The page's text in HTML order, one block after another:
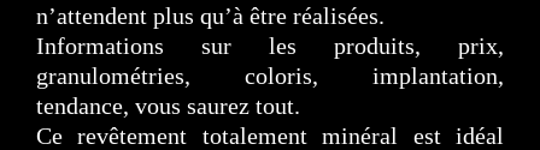
n’attendent plus qu’à être réalisées.
Informations sur les produits, prix,
granulométries, coloris, implantation,
tendance, vous saurez tout.
Ce revêtement totalement minéral est idéal